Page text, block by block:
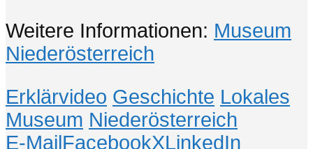
Weitere Informationen: Museum
Niederösterreich
Erklärvideo Geschichte Lokales
Museum Niederösterreich
E-MailFacebookXLinkedIn